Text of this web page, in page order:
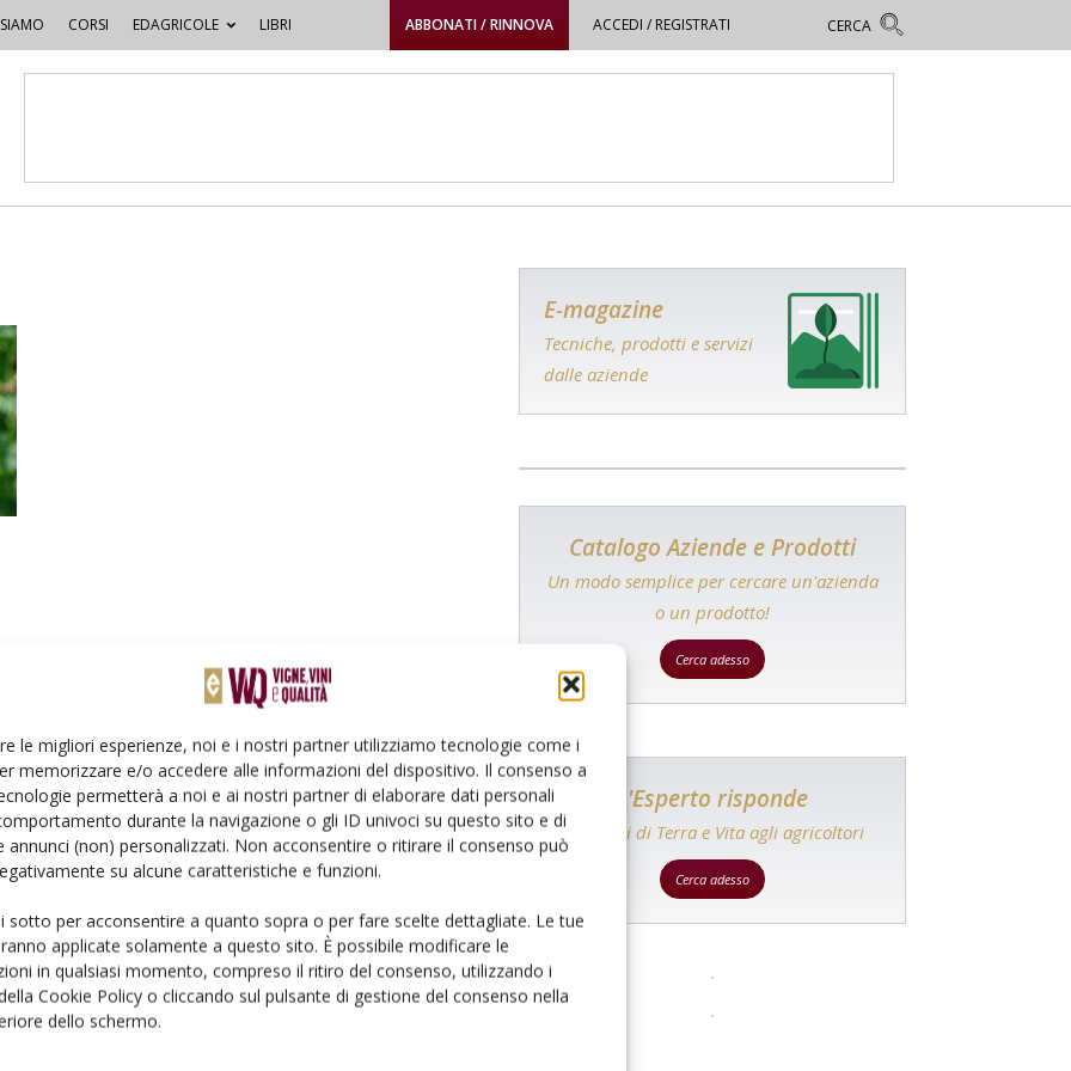
le migliori esperienze, noi e i nostri partner utilizziamo tecnologie come i
memorizzare e/o accedere alle informazioni del dispositivo. Il consenso a
permetterà a noi e ai nostri partner di elaborare dati personali
durante la navigazione o gli ID univoci su questo sito e di
annunci (non) personalizzati. Non acconsentire o ritirare il consenso può
su alcune caratteristiche e funzioni.
sotto per acconsentire a quanto sopra o per fare scelte dettagliate. Le tue
applicate solamente a questo sito. È possibile modificare le
in qualsiasi momento, compreso il ritiro del consenso, utilizzando i
Cookie Policy o cliccando sul pulsante di gestione del consenso nella
dello schermo.
CORSI EDAGRICOLE LIBRI ABBONATI / RINNOVA ACCEDI / REGISTRATI
E-magazine
Tecniche, prodotti e servizi
dalle aziende
Catalogo Aziende e Prodotti
Un modo semplice per cercare un'azienda
o un prodotto!
Cerca adesso
L'Esperto risponde
I consigli di Terra e Vita agli agricoltori
Cerca adesso